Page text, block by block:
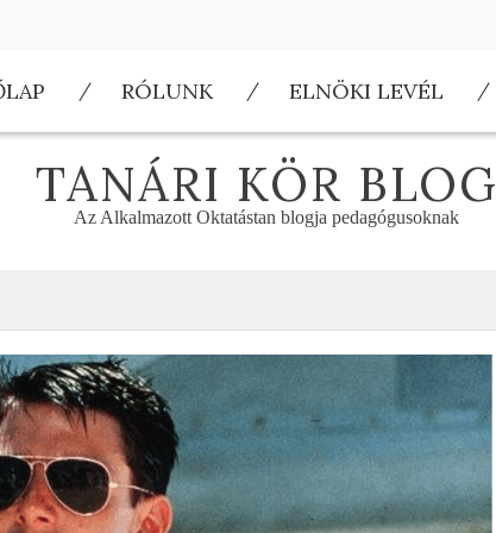
RÓLUNK ELNÖKI LEVÉL
TANÁRI KÖR BLOG
Az Alkalmazott Oktatástan blogja pedagógusoknak